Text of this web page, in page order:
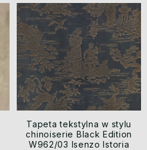
Tapeta tekstylna w stylu
chinoiserie Black Edition
W962/03 Isenzo Istoria